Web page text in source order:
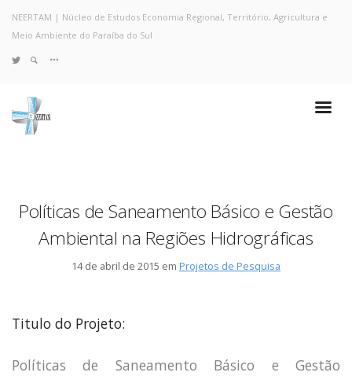
Resultados
Coleta no Estado do RJ
Sites de Pesquisa
Grupo de Pesquisa
Pesquisadores
Capacidade de Suporte do Ecossistema
NEERTAM | Núcleo de Estudos Economia Regional, Território, Agricultura e
Meio Ambiente do Paraíba do Sul
Políticas de Saneamento Básico e Gestão
Ambiental na Regiões Hidrográficas
14 de abril de 2015 em Projetos de Pesquisa
Titulo do Projeto:
Políticas de Saneamento Básico e Gestão